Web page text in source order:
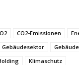
CO2-Emissionen
Gebäudesektor
Klimaschutz